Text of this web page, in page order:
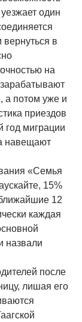
один
в
на
зарабатывают
а потом уже и
приездов
год миграции
навещают
«Семья
15%
12
каждая
назвали
после
лишая его